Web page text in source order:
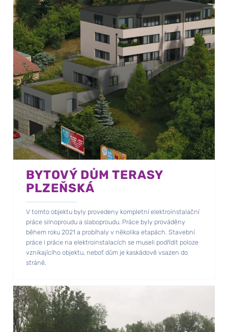
BYTOVÝ DŮM TERASY
PLZEŇSKÁ
V tomto objektu byly provedeny kompletní elektroinstalační
práce silnoproudu a slaboproudu. Práce byly prováděny
během roku 2021 a probíhaly v několika etapách. Stavební
práce i práce na elektroinstalacích se museli podřídit poloze
vznikajícího objektu, neboť dům je kaskádově vsazen do
stráně.